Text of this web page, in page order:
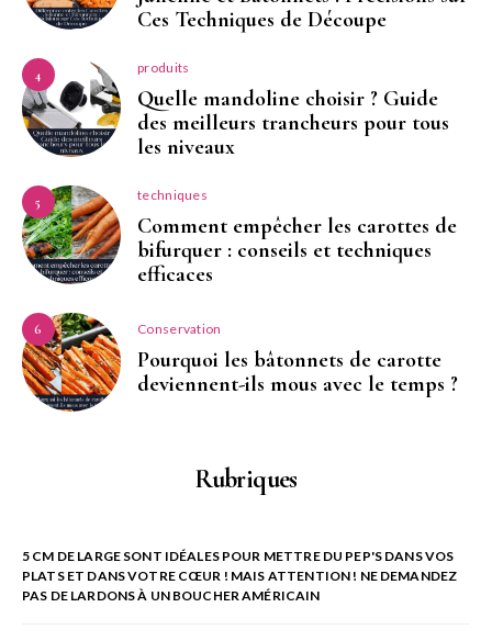
Ces Techniques de Découpe
4 produits
Quelle mandoline choisir ? Guide
des meilleurs trancheurs pour tous
les niveaux
5 techniques
Comment empêcher les carottes de
bifurquer : conseils et techniques
efficaces
6 Conservation
Pourquoi les bâtonnets de carotte
deviennent-ils mous avec le temps ?
Rubriques
5 CM DE LARGE SONT IDÉALES POUR METTRE DU PEP'S DANS VOS
PLATS ET DANS VOTRE CŒUR ! MAIS ATTENTION ! NE DEMANDEZ
PAS DE LARDONS À UN BOUCHER AMÉRICAIN